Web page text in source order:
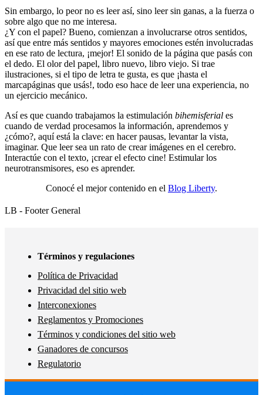
Sin embargo, lo peor no es leer así, sino leer sin ganas, a la fuerza o
sobre algo que no me interesa.
¿Y con el papel? Bueno, comienzan a involucrarse otros sentidos,
así que entre más sentidos y mayores emociones estén involucradas
en ese rato de lectura, ¡mejor! El sonido de la página que pasás con
el dedo. El olor del papel, libro nuevo, libro viejo. Si trae
ilustraciones, si el tipo de letra te gusta, es que ¡hasta el
marcapáginas que usás!, todo eso hace de leer una experiencia, no
un ejercicio mecánico.
Así es que cuando trabajamos la estimulación bihemisferial es
cuando de verdad procesamos la información, aprendemos y
¿cómo?, aquí está la clave: en hacer pausas, levantar la vista,
imaginar. Que leer sea un rato de crear imágenes en el cerebro.
Interactúe con el texto, ¡crear el efecto cine! Estimular los
neurotransmisores, eso es aprender.
Conocé el mejor contenido en el Blog Liberty.
LB - Footer General
Términos y regulaciones
Política de Privacidad
Privacidad del sitio web
Interconexiones
Reglamentos y Promociones
Términos y condiciones del sitio web
Ganadores de concursos
Regulatorio